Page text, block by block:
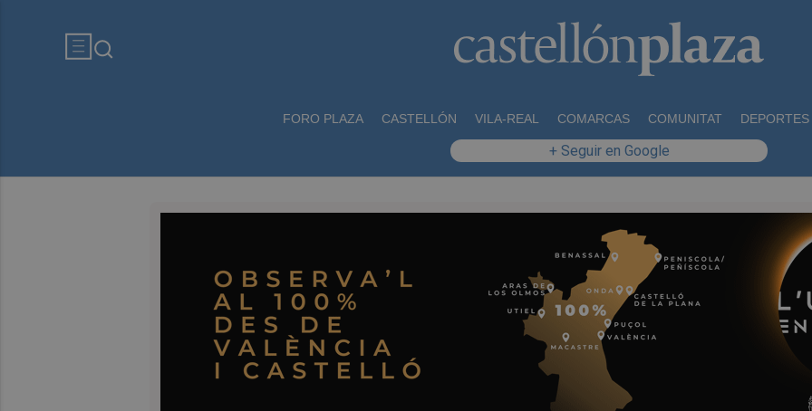
FORO PLAZA CASTELLÓN VILA-REAL COMARCAS COMUNITAT DEPORTES
+ Seguir en Google